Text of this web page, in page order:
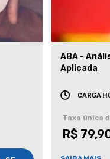
ABA -
Aplicada
CARGA
Taxa única
R$